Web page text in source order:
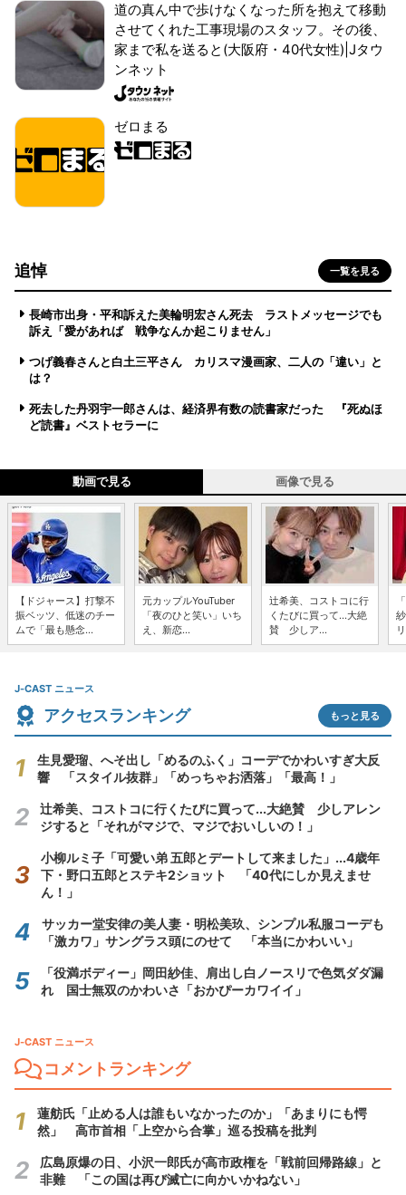
道の真ん中で歩けなくなった所を抱えて移動
させてくれた工事現場のスタッフ。その後、
家まで私を送ると(大阪府・40代女性)|Jタウ
ンネット
ゼロまる
追悼 一覧を見る
長崎市出身・平和訴えた美輪明宏さん死去 ラストメッセージでも
訴え「愛があれば 戦争なんか起こりません」
つげ義春さんと白土三平さん カリスマ漫画家、二人の「違い」と
は？
死去した丹羽宇一郎さんは、経済界有数の読書家だった 『死ぬほ
ど読書』ベストセラーに
動画で見る 画像で見る
【ドジャース】打撃不
振ベッツ、低迷のチー
ムで「最も懸念...
元カップルYouTuber
「夜のひと笑い」いち
え、新恋...
辻希美、コストコに行
くたびに買って...大絶
賛 少しア...
J-CAST ニュース
アクセスランキング もっと見る
生見愛瑠、へそ出し「めるのふく」コーデでかわいすぎ大反
響 「スタイル抜群」「めっちゃお洒落」「最高！」
辻希美、コストコに行くたびに買って...大絶賛 少しアレン
ジすると「それがマジで、マジでおいしいの！」
小柳ルミ子「可愛い弟 五郎とデートして来ました」...4歳年
下・野口五郎とステキ2ショット 「40代にしか見えませ
ん！」
サッカー堂安律の美人妻・明松美玖、シンプル私服コーデも
「激カワ」サングラス頭にのせて 「本当にかわいい」
「役満ボディー」岡田紗佳、肩出し白ノースリで色気ダダ漏
れ 国士無双のかわいさ「おかぴーカワイイ」
J-CAST ニュース
コメントランキング
蓮舫氏「止める人は誰もいなかったのか」「あまりにも愕
然」 高市首相「上空から合掌」巡る投稿を批判
広島原爆の日、小沢一郎氏が高市政権を「戦前回帰路線」と
非難 「この国は再び滅亡に向かいかねない」